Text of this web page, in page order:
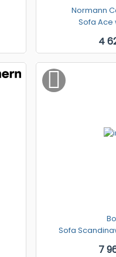
Normann
Sofa Ace
4
Sofa
7